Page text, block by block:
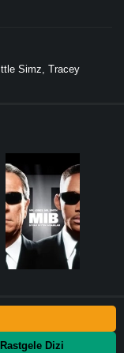
Simz, Tracey
Rastgele Dizi